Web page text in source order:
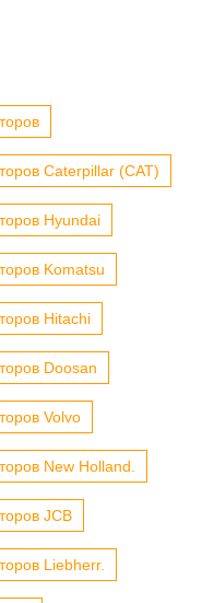
Caterpillar (CAT)
Hyundai
Komatsu
Hitachi
Doosan
Volvo
New Holland.
JCB
Liebherr.